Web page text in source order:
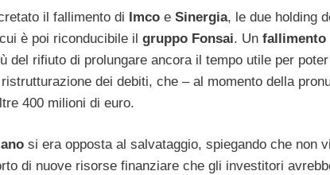
il fallimento di Imcoe Sinergia, le due holding
è poi riconducibile il gruppo Fonsai. Un fallimento
del rifiuto di prolungare ancora il tempo utile per
dei debiti, che – al momento della
400 milioni di euro.
si era opposta al salvataggio, spiegando che non
di nuove risorse finanziare che gli investitori